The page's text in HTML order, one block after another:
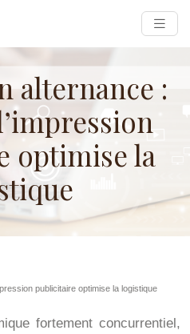
alternance :
optimise la
publicitaire optimise la logistique
fortement concurrentiel,